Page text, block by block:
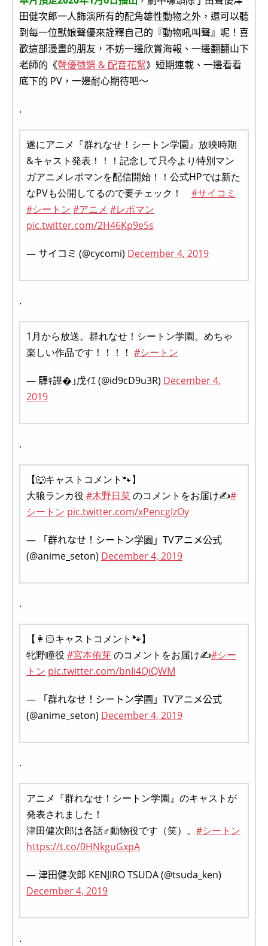
田健次郎一人飾演所有的配角雄性動物之外，還可以聽
到每一位獸娘聲優來詮釋自己的『動物吼叫聲』呢！喜
歡這部漫畫的朋友，不妨一邊欣賞海報、一邊翻翻山下
老師的《聲優徵選 & 配音花絮》短期連載、一邊看看
底下的 PV，一邊耐心期待吧～
.
遂にアニメ『群れなせ！シートン学園』放映時期
&キャスト発表！！！記念して只今より特別マン
ガアニメレポマンを配信開始！！公式HPでは新た
なPVも公開してるので要チェック！ #サイコミ
#シートン #アニメ #レポマン
pic.twitter.com/2H46Kp9e5s
— サイコミ (@cycomi) December 4, 2019
.
1月から放送。群れなせ！シートン学園。めちゃ
楽しい作品です！！！！ #シートン
— 驛ｷ譁�｣戊ｲｴ (@id9cD9u3R) December 4,
2019
.
【🐺キャストコメント🐾】
大狼ランカ役 #木野日菜のコメントをお届け✍#
シートン pic.twitter.com/xPencgIzOy
— 「群れなせ！シートン学園」TVアニメ公式
(@anime_seton) December 4, 2019
.
【👩🏻キャストコメント🐾】
牝野瞳役 #宮本侑芽のコメントをお届け✍#シー
トン pic.twitter.com/bnIi4QiQWM
— 「群れなせ！シートン学園」TVアニメ公式
(@anime_seton) December 4, 2019
.
アニメ『群れなせ！シートン学園』のキャストが
発表されました！
津田健次郎は各話♂動物役です（笑）。 #シートン
https://t.co/0HNkguGxpA
— 津田健次郎 KENJIRO TSUDA (@tsuda_ken)
December 4, 2019
.